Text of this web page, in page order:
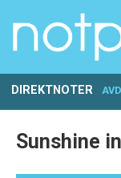
DIREKTNOTER
Sunshine